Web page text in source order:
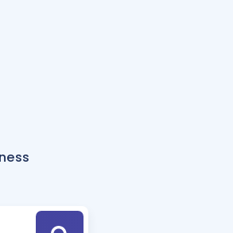
Hesaplama Aracı
için Öneriler
Tek Takvimde
Hoca ile seni sınava hazırlayacak